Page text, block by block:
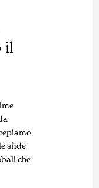
il
sfide
che